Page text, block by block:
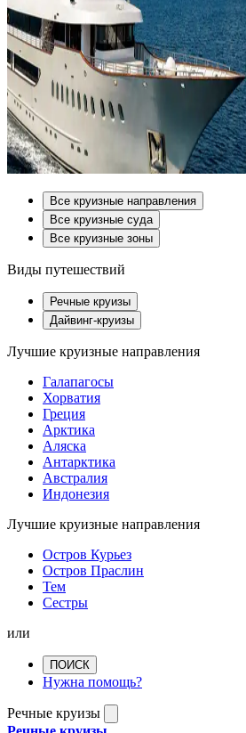
Все круизные направления
Все круизные суда
Все круизные зоны
Виды путешествий
Речные круизы
Дайвинг-круизы
Лучшие круизные направления
Галапагосы
Хорватия
Греция
Арктика
Аляска
Антарктика
Австралия
Индонезия
Лучшие круизные направления
Остров Курьез
Остров Праслин
Тем
Сестры
или
ПОИСК
Нужна помощь?
Речные круизы